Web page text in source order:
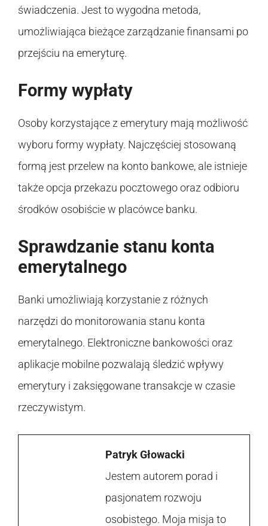
świadczenia. Jest to wygodna metoda,
umożliwiająca bieżące zarządzanie finansami po
przejściu na emeryturę.
Formy wypłaty
Osoby korzystające z emerytury mają możliwość
wyboru formy wypłaty. Najczęściej stosowaną
formą jest przelew na konto bankowe, ale istnieje
także opcja przekazu pocztowego oraz odbioru
środków osobiście w placówce banku.
Sprawdzanie stanu konta
emerytalnego
Banki umożliwiają korzystanie z różnych
narzędzi do monitorowania stanu konta
emerytalnego. Elektroniczne bankowości oraz
aplikacje mobilne pozwalają śledzić wpływy
emerytury i zaksięgowane transakcje w czasie
rzeczywistym.
Patryk Głowacki
Jestem autorem porad i
pasjonatem rozwoju
osobistego. Moja misja to